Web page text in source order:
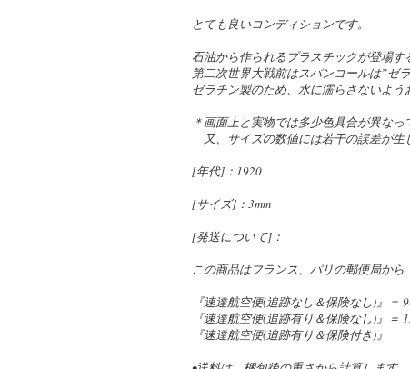
とても良いコンディションです。
石油から作られるプラスチックが登場す
第二次世界大戦前はスパンコールは”ゼ
ゼラチン製のため、水に濡らさないよう
＊画面上と実物では多少色具合が異なっ
又、サイズの数値には若干の誤差が生
[年代]：1920
[サイズ]：3mm
[発送について]：
この商品はフランス、パリの郵便局から
『速達航空便(追跡なし＆保険なし)』＝
『速達航空便(追跡有り＆保険なし)』＝
『速達航空便(追跡有り＆保険付き)』